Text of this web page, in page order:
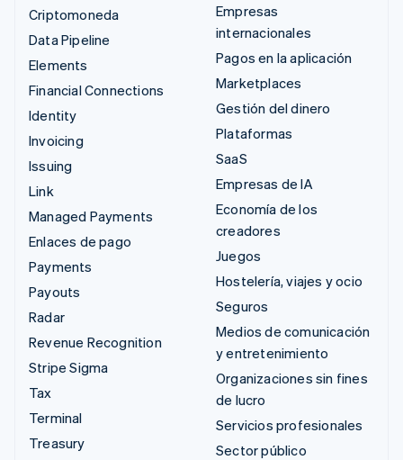
Criptomoneda
Data Pipeline
Elements
Financial Connections
Identity
Invoicing
Issuing
Link
Managed Payments
Enlaces de pago
Payments
Payouts
Radar
Revenue Recognition
Stripe Sigma
Tax
Terminal
Treasury
Empresas
internacionales
Pagos en la aplicación
Marketplaces
Gestión del dinero
Plataformas
SaaS
Empresas de IA
Economía de los
creadores
Juegos
Hostelería, viajes y ocio
Seguros
Medios de comunicación
y entretenimiento
Organizaciones sin fines
de lucro
Servicios profesionales
Sector público